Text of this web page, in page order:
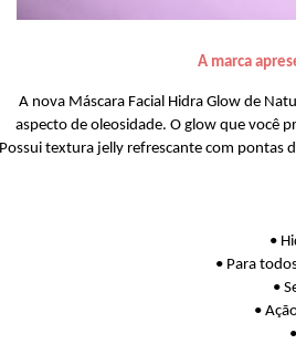
A marca
A nova Máscara Facial Hidra Glow de
aspecto de oleosidade. O glow que você
Possui textura jelly refrescante com pontas
•
• Para
•
•